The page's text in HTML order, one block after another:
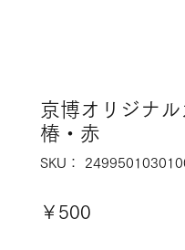
京博オリジナ
椿・赤
SKU：
￥500